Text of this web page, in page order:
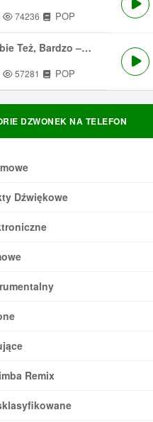
74236 POP
Bardzo – Męskie Granie
57281 POP
DZWONEK NA TELEFON
Dźwiękowe
Remix